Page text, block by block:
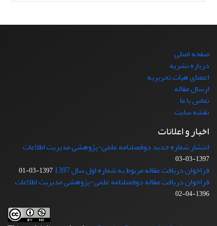
صفحه اصلی
درباره نشریه
اعضای هیات تحریریه
ارسال مقاله
تماس با ما
نقشه سایت
اخبار و اعلانات
انتشار شماره جدید دوفصلنامه علمی-پژوهشی مدیریت اطلاعات
1397-03-03
فراخوان دریافت مقاله مربوط به شماره اول سال 1397 1397-03-01
فراخوان دریافت مقاله دوفصلنامه علمی-پژوهشی مدیریت اطلاعات
1396-04-02